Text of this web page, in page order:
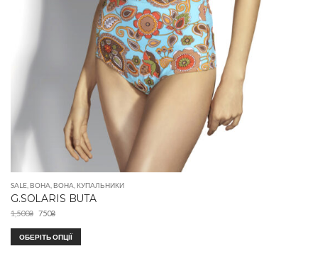
SALE ВОНА ВОНА КУПАЛЬНИКИ
G.SOLARIS BUTA
1,500₴ 750₴
ОБЕРІТЬ ОПЦІЇ